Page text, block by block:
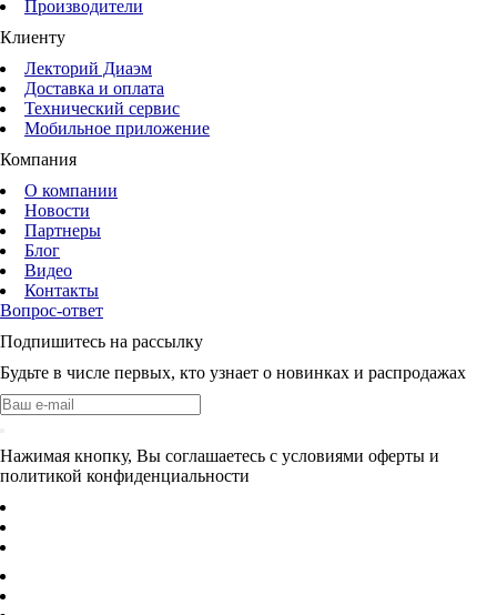
Производители
Клиенту
Лекторий Диаэм
Доставка и оплата
Технический сервис
Мобильное приложение
Компания
О компании
Новости
Партнеры
Блог
Видео
Контакты
Вопрос-ответ
Подпишитесь на рассылку
Будьте в числе первых, кто узнает о новинках и распродажах
Нажимая кнопку, Вы соглашаетесь с условиями оферты и
политикой конфиденциальности